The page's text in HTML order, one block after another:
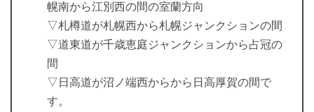
幌南から江別西の間の室蘭方向
▽札樽道が札幌西から札幌ジャンクションの間
▽道東道が千歳恵庭ジャンクションから占冠の
間
▽日高道が沼ノ端西からから日高厚賀の間で
す。